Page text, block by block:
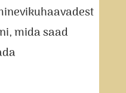
mida saad